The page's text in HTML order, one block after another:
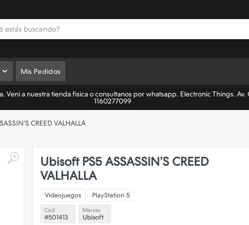
Mis Pedidos
Veni a nuestra tienda fisica o consultanos por whatsapp. Electronic Things.
1160277099
CREED VALHALLA
UbisoftPS5 ASSASSIN’S CREED
VALHALLA
Videojuegos PlayStation 5
Cod
#501413
Marcas
Ubisoft